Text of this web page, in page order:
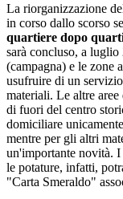
La riorganizzazione
in corso dallo scorso
quartiere dopo
sarà concluso, a
(campagna) e le zone
usufruire di un
materiali. Le altre
di fuori del centro
domiciliare
mentre per gli altri
un'importante novità.
le potature, infatti,
"Carta Smeraldo"